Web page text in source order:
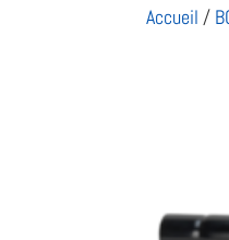
Accueil /